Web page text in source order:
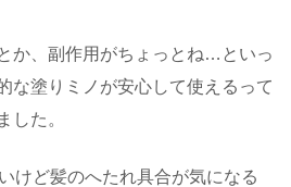
か、副作用がちょっとね…といっ
な塗りミノが安心して使えるって
した。
けど髪のへたれ具合が気になる